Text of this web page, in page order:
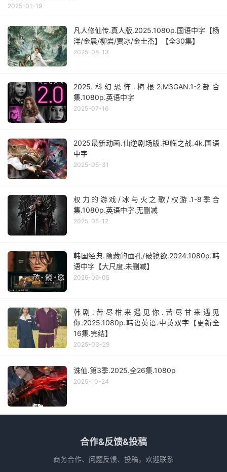
2025-01-19
凡人修仙传.真人版.2025.1080p.国语中字【杨
洋/金晨/柳岩/贾冰/金士杰】【全30集】
2025-08-13
2025.科幻恐怖.梅根2.M3GAN.1-2部合
集.1080p.英语中字
2025-07-16
2025最新动画.仙逆剧场版.神临之战.4k.国语
中字
2025-05-31
权力的游戏/冰与火之歌/权游.1-8季合
集.1080p.英语中字.无删减
2025-05-12
韩国经典.隐藏的面孔/破镜欲.2024.1080p.韩
语中字【大尺度.未删减】
2026-06-05
韩剧.苦尽柑来遇见你.苦尽甘来遇见
你.2025.1080p.韩语英语.中英双字【更新全
16集.完结】
2025-03-29
诛仙.第3季.2025.全26集.1080p
2025-10-24
合作&反馈&投稿
商务合作、问题反馈、投稿，欢迎联系